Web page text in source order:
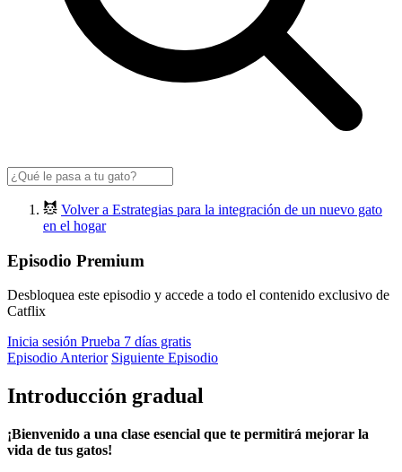
Volver a Estrategias para la integración de un nuevo gato
en el hogar
Episodio Premium
Desbloquea este episodio y accede a todo el contenido exclusivo de
Catflix
Inicia sesión Prueba 7 días gratis
Episodio Anterior Siguiente Episodio
Introducción gradual
¡Bienvenido a una clase esencial que te permitirá mejorar la
vida de tus gatos!